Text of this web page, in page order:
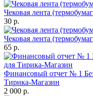
Чековая лента
30 р.
Чековая лента
65 р.
Финансовый отчет № 1
Тирика-Магазин
2 000 р.